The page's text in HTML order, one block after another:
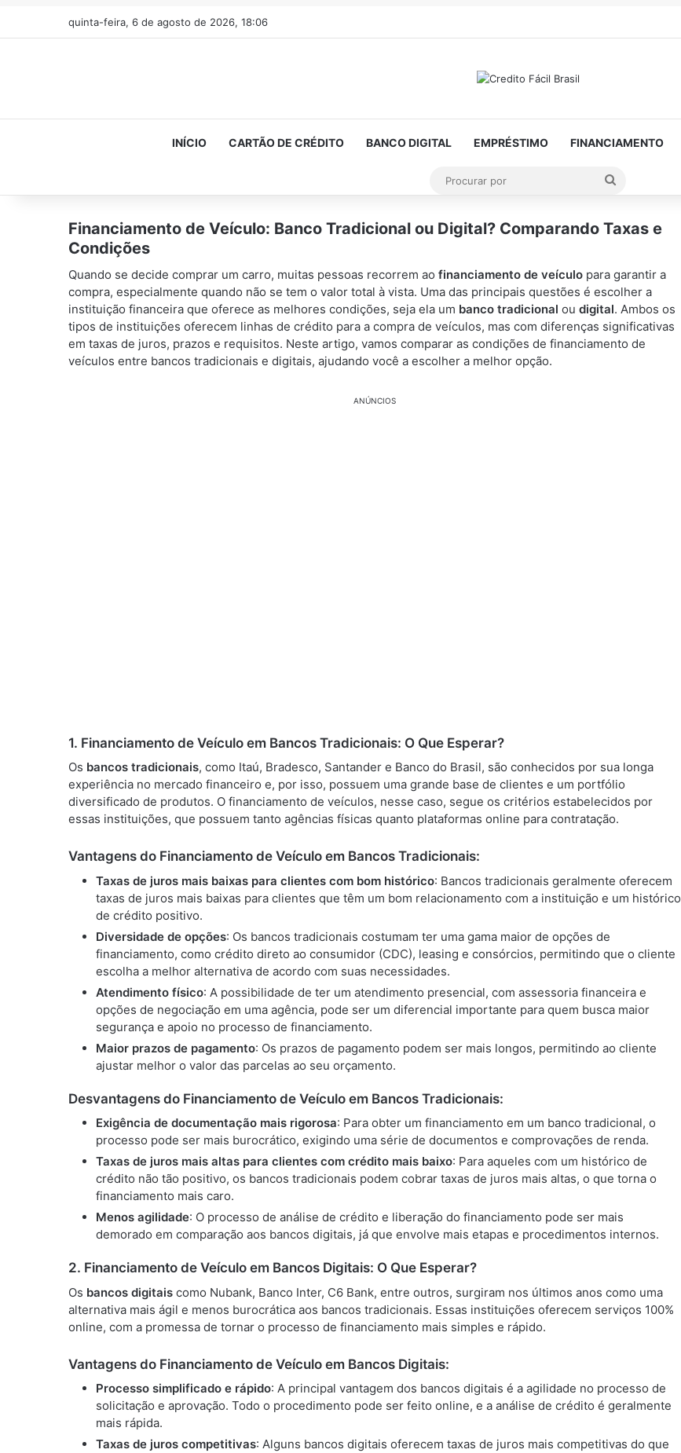
quinta-feira, 6 de agosto de 2026, 18:06
INÍCIO CARTÃO DE CRÉDITO BANCO DIGITAL EMPRÉSTIMO FINANCIAMENTO
Financiamento de Veículo: Banco Tradicional ou Digital? Comparando Taxas e
Condições
Quando se decide comprar um carro, muitas pessoas recorrem ao financiamento de veículo para garantir a
compra, especialmente quando não se tem o valor total à vista. Uma das principais questões é escolher a
instituição financeira que oferece as melhores condições, seja ela um banco tradicional ou digital. Ambos os
tipos de instituições oferecem linhas de crédito para a compra de veículos, mas com diferenças significativas
em taxas de juros, prazos e requisitos. Neste artigo, vamos comparar as condições de financiamento de
veículos entre bancos tradicionais e digitais, ajudando você a escolher a melhor opção.
ANÚNCIOS
1. Financiamento de Veículo em Bancos Tradicionais: O Que Esperar?
Os bancos tradicionais, como Itaú, Bradesco, Santander e Banco do Brasil, são conhecidos por sua longa
experiência no mercado financeiro e, por isso, possuem uma grande base de clientes e um portfólio
diversificado de produtos. O financiamento de veículos, nesse caso, segue os critérios estabelecidos por
essas instituições, que possuem tanto agências físicas quanto plataformas online para contratação.
Vantagens do Financiamento de Veículo em Bancos Tradicionais:
Taxas de juros mais baixas para clientes com bom histórico: Bancos tradicionais geralmente oferecem
taxas de juros mais baixas para clientes que têm um bom relacionamento com a instituição e um histórico
de crédito positivo.
Diversidade de opções: Os bancos tradicionais costumam ter uma gama maior de opções de
financiamento, como crédito direto ao consumidor (CDC), leasing e consórcios, permitindo que o cliente
escolha a melhor alternativa de acordo com suas necessidades.
Atendimento físico: A possibilidade de ter um atendimento presencial, com assessoria financeira e
opções de negociação em uma agência, pode ser um diferencial importante para quem busca maior
segurança e apoio no processo de financiamento.
Maior prazos de pagamento: Os prazos de pagamento podem ser mais longos, permitindo ao cliente
ajustar melhor o valor das parcelas ao seu orçamento.
Desvantagens do Financiamento de Veículo em Bancos Tradicionais:
Exigência de documentação mais rigorosa: Para obter um financiamento em um banco tradicional, o
processo pode ser mais burocrático, exigindo uma série de documentos e comprovações de renda.
Taxas de juros mais altas para clientes com crédito mais baixo: Para aqueles com um histórico de
crédito não tão positivo, os bancos tradicionais podem cobrar taxas de juros mais altas, o que torna o
financiamento mais caro.
Menos agilidade: O processo de análise de crédito e liberação do financiamento pode ser mais
demorado em comparação aos bancos digitais, já que envolve mais etapas e procedimentos internos.
2. Financiamento de Veículo em Bancos Digitais: O Que Esperar?
Os bancos digitais como Nubank, Banco Inter, C6 Bank, entre outros, surgiram nos últimos anos como uma
alternativa mais ágil e menos burocrática aos bancos tradicionais. Essas instituições oferecem serviços 100%
online, com a promessa de tornar o processo de financiamento mais simples e rápido.
Vantagens do Financiamento de Veículo em Bancos Digitais:
Processo simplificado e rápido: A principal vantagem dos bancos digitais é a agilidade no processo de
solicitação e aprovação. Todo o procedimento pode ser feito online, e a análise de crédito é geralmente
mais rápida.
Taxas de juros competitivas: Alguns bancos digitais oferecem taxas de juros mais competitivas do que